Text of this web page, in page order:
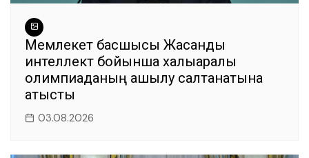
Мемлекет басшысы Жасанды
интеллект бойынша халықаралық
олимпиаданың ашылу салтанатына
қатысты
03.08.2026